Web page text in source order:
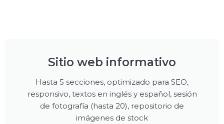
Sitio web informativo
Hasta 5 secciones, optimizado para SEO,
responsivo, textos en inglés y español, sesión
de fotografía (hasta 20), repositorio de
imágenes de stock